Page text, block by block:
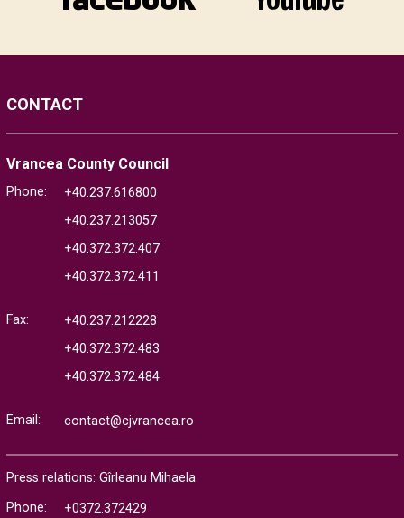
CONTACT
Vrancea County Council
Phone:
+40.237.616800
+40.237.213057
+40.372.372.407
+40.372.372.411
Fax:
+40.237.212228
+40.372.372.483
+40.372.372.484
Email: contact@cjvrancea.ro
Press relations: Gîrleanu Mihaela
Phone:
+0372.372429